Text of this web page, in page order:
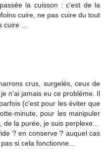
la cuisson : c'est de la
cuire, ne pas cuire du tout
...
crus, surgelés, ceux de
n'ai jamais eu ce problème. Il
(c'est pour les éviter que
minute, pour les manipuler
la purée, je suis perplexe...
? en conserve ? auquel cas
si cela fonctionne...